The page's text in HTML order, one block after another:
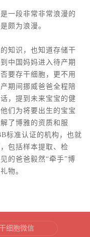
一段非常非常浪漫的
颇为浪漫。
知识，也知道存储干
中国妈妈进入待产期
要存干细胞，更不用
期间挪威爸爸全程陪
，提到未来宝宝的健
们为将要出生的宝宝
了博雅的资质和服
标准认证的机构，也就
包括样本提取、检
的爸爸毅然“牵手”博
物。
细胞微信